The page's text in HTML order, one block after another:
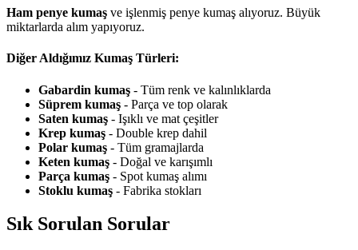
Ham penye kumaş ve işlenmiş penye kumaş alıyoruz. Büyük
miktarlarda alım yapıyoruz.
Diğer Aldığımız Kumaş Türleri:
Gabardin kumaş - Tüm renk ve kalınlıklarda
Süprem kumaş - Parça ve top olarak
Saten kumaş - Işıklı ve mat çeşitler
Krep kumaş - Double krep dahil
Polar kumaş - Tüm gramajlarda
Keten kumaş - Doğal ve karışımlı
Parça kumaş - Spot kumaş alımı
Stoklu kumaş - Fabrika stokları
Sık Sorulan Sorular